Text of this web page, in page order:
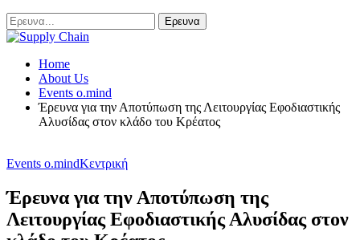
Home
About Us
Events o.mind
Έρευνα για την Αποτύπωση της Λειτουργίας Εφοδιαστικής
Αλυσίδας στον κλάδο του Κρέατος
Events o.mindΚεντρική
Έρευνα για την Αποτύπωση της
Λειτουργίας Εφοδιαστικής Αλυσίδας στον